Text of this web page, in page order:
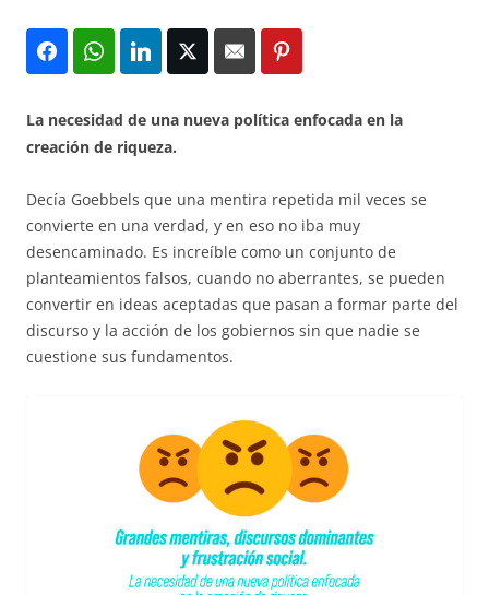
La necesidad de una nueva política enfocada en la
creación de riqueza.
Decía Goebbels que una mentira repetida mil veces se
convierte en una verdad, y en eso no iba muy
desencaminado. Es increíble como un conjunto de
planteamientos falsos, cuando no aberrantes, se pueden
convertir en ideas aceptadas que pasan a formar parte del
discurso y la acción de los gobiernos sin que nadie se
cuestione sus fundamentos.